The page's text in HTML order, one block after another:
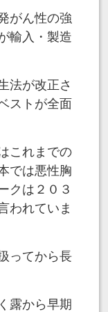
がん性の強
輸入・製造
法が改正さ
ストが全面
これまでの
では悪性胸
クは２０３
われていま
ってから長
露から早期